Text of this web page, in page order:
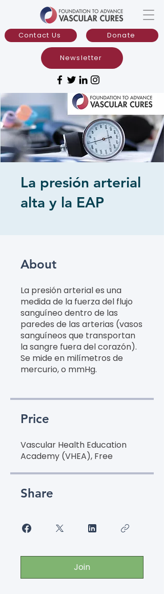
Donate
Contact Us
Newsletter
La presión arterial
alta y la EAP
About
La presión arterial es una
medida de la fuerza del flujo
sanguíneo dentro de las
paredes de las arterias (vasos
sanguíneos que transportan
la sangre fuera del corazón).
Se mide en milímetros de
mercurio, o mmHg.
Price
Vascular Health Education
Academy (VHEA), Free
Share
Join